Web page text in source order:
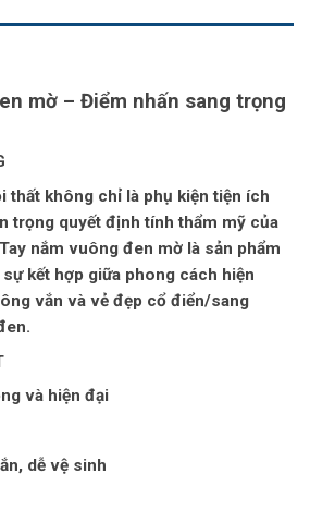
mờ – Điểm nhấn sang trọng
thất không chỉ là phụ kiện tiện ích
trọng quyết định tính thẩm mỹ của
nắm vuông đen mờ là sản phẩm
kết hợp giữa phong cách hiện
vắn và vẻ đẹp cổ điển/sang
và hiện đại
dễ vệ sinh